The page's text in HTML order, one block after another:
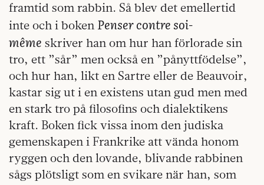
framtid som rabbin. Så blev det emellertid
inte och i boken Penser contre soi-
même skriver han om hur han förlorade sin
tro, ett ”sår” men också en ”pånyttfödelse”,
och hur han, likt en Sartre eller de Beauvoir,
kastar sig ut i en existens utan gud men med
en stark tro på filosofins och dialektikens
kraft. Boken fick vissa inom den judiska
gemenskapen i Frankrike att vända honom
ryggen och den lovande, blivande rabbinen
sågs plötsligt som en svikare när han, som